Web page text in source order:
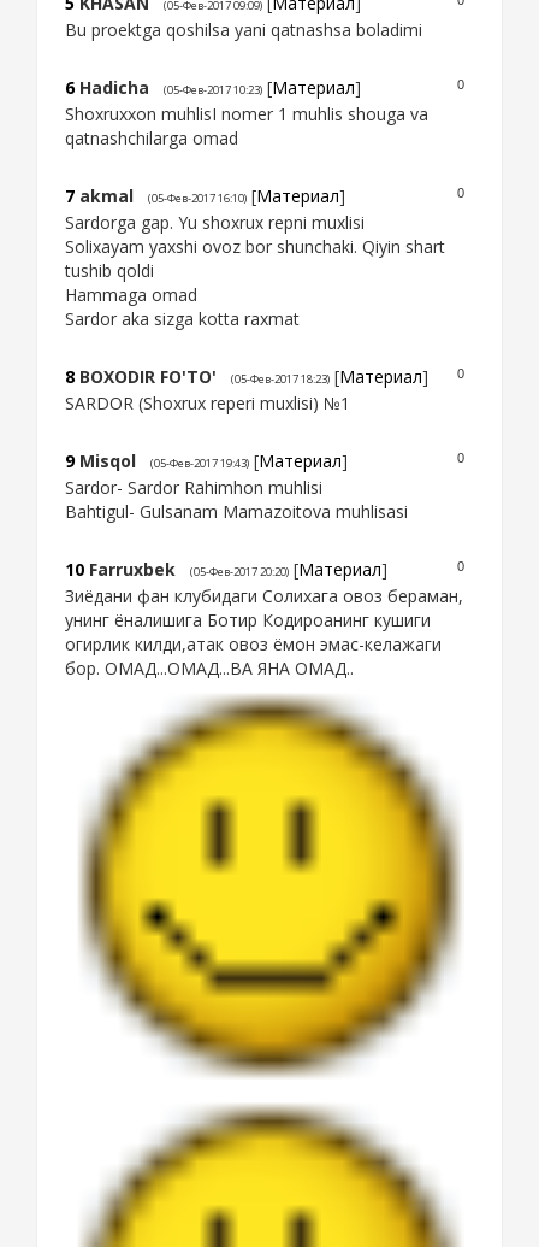
(05-Фев-2017 09:09)
Bu proektga qoshilsa yani qatnashsa boladimi
0
6 Hadicha (05-Фев-2017 10:23) [Материал]
Shoxruxxon muhlisI nomer 1 muhlis shouga va
qatnashchilarga omad
0
7 akmal (05-Фев-2017 16:10) [Материал]
Sardorga gap. Yu shoxrux repni muxlisi
Solixayam yaxshi ovoz bor shunchaki. Qiyin shart
tushib qoldi
Hammaga omad
Sardor aka sizga kotta raxmat
0
8 BOXODIR FO'TO' (05-Фев-2017 18:23) [Материал]
SARDOR (Shoxrux reperi muxlisi) №1
0
9 Misqol (05-Фев-2017 19:43) [Материал]
Sardor- Sardor Rahimhon muhlisi
Bahtigul- Gulsanam Mamazoitova muhlisasi
0
10 Farruxbek (05-Фев-2017 20:20) [Материал]
Зиёдани фан клубидаги Солихага овоз бераман,
унинг ёналишига Ботир Кодироанинг кушиги
огирлик килди,атак овоз ёмон эмас-келажаги
бор. ОМАД...ОМАД...ВА ЯНА ОМАД..